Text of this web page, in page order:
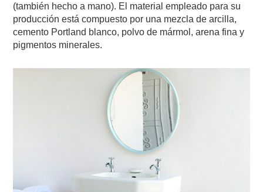
(también hecho a mano). El material empleado para su
producción está compuesto por una mezcla de arcilla,
cemento Portland blanco, polvo de mármol, arena fina y
pigmentos minerales.